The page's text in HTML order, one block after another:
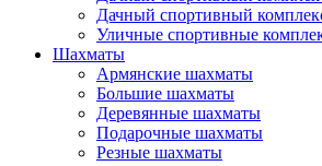
Дачный спортивный
Уличные спортивные
Шахматы
Армянские шахматы
Большие шахматы
Деревянные шахматы
Подарочные шахматы
Резные шахматы